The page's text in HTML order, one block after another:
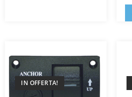
IN OFFERTA!